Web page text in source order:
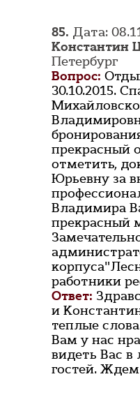
85. Дата:
Константин
Петербург
Вопрос:
30.10.2015.
прекрасный
отметить,
Юрьевну за
Владимира
прекрасный
работники
Ответ:
и
теплые
Вам у нас
видеть Вас
гостей.